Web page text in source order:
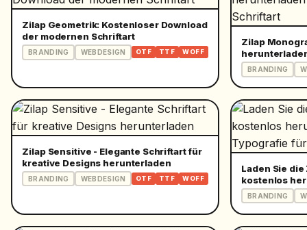
Zilap Geometrik: Kostenloser Download
der modernen Schriftart
BRANDING WEBDESIGN OTF TTF WOFF
Zilap
Schriftart
BRANDING
Zilap Sensitive - Elegante Schriftart für
kreative Designs herunterladen
BRANDING WEBDESIGN OTF TTF WOFF
Laden Sie
kostenlos
Typografie
BRANDING